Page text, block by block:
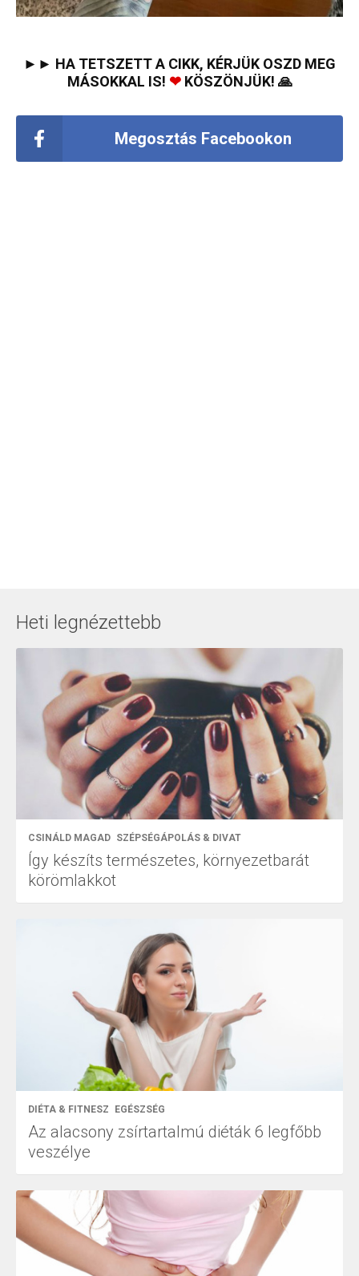
►► HA TETSZETT A CIKK, KÉRJÜK OSZD MEG
MÁSOKKAL IS! ❤KÖSZÖNJÜK! 🙏
Megosztás Facebookon
Heti legnézettebb
CSINÁLD MAGAD SZÉPSÉGÁPOLÁS & DIVAT
Így készíts természetes, környezetbarát
körömlakkot
DIÉTA & FITNESZ EGÉSZSÉG
Az alacsony zsírtartalmú diéták 6 legfőbb
veszélye